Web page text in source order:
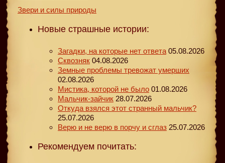
Звери и силы природы
Новые страшные истории:
Загадки, на которые нет ответа 05.08.2026
Сквозняк 04.08.2026
Земные проблемы тревожат умерших
02.08.2026
Мистика, которой не было 01.08.2026
Мальчик-зайчик 28.07.2026
Откуда взялся этот странный мальчик?
25.07.2026
Верю и не верю в порчу и сглаз 25.07.2026
Рекомендуем почитать: